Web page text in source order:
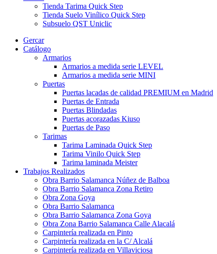
Tienda Tarima Quick Step
Tienda Suelo Vinílico Quick Step
Subsuelo QST Uniclic
Gercar
Catálogo
Armarios
Armarios a medida serie LEVEL
Armarios a medida serie MINI
Puertas
Puertas lacadas de calidad PREMIUM en Madrid
Puertas de Entrada
Puertas Blindadas
Puertas acorazadas Kiuso
Puertas de Paso
Tarimas
Tarima Laminada Quick Step
Tarima Vinilo Quick Step
Tarima laminada Meister
Trabajos Realizados
Obra Barrio Salamanca Núñez de Balboa
Obra Barrio Salamanca Zona Retiro
Obra Zona Goya
Obra Barrio Salamanca
Obra Barrio Salamanca Zona Goya
Obra Zona Barrio Salamanca Calle Alacalá
Carpintería realizada en Pinto
Carpintería realizada en la C/ Alcalá
Carpintería realizada en Villaviciosa